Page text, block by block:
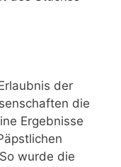
der
die
Ergebnisse
wurde die